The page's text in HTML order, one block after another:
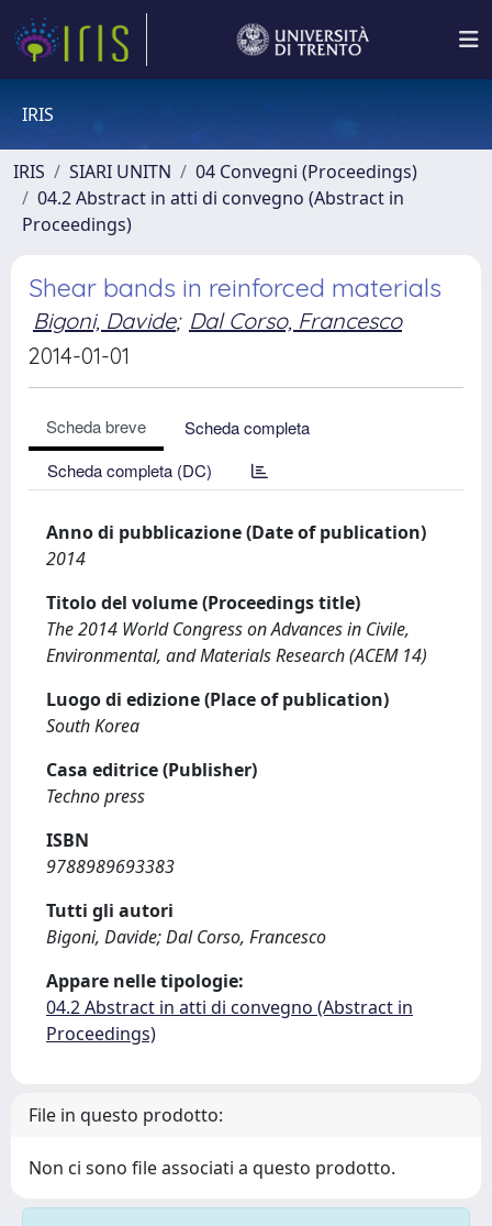
IRIS
IRIS SIARI UNITN
04 Convegni (Proceedings)
04.2 Abstract in atti di convegno (Abstract in
Proceedings)
Shear bands in reinforced materials
Bigoni, Davide; Dal Corso, Francesco
2014-01-01
Scheda breve
Scheda completa
Scheda completa (DC)
Anno di pubblicazione (Date of publication)
2014
Titolo del volume (Proceedings title)
The 2014 World Congress on Advances in Civile,
Environmental, and Materials Research (ACEM 14)
Luogo di edizione (Place of publication)
South Korea
Casa editrice (Publisher)
Techno press
ISBN
9788989693383
Tutti gli autori
Bigoni, Davide; Dal Corso, Francesco
Appare nelle tipologie:
04.2 Abstract in atti di convegno (Abstract in
Proceedings)
File in questo prodotto:
Non ci sono file associati a questo prodotto.